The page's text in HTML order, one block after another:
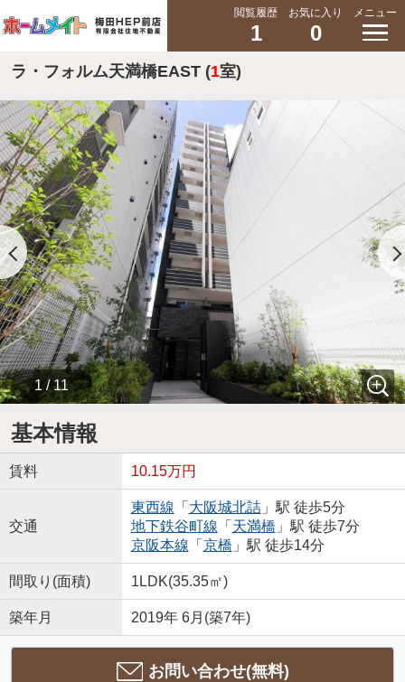
閲覧履歴
1
お気に入り
0
メニュー
ラ・フォルム天満橋EAST (1室)
1 / 11
基本情報
賃料 10.15万円
交通
東西線 「 大阪城北詰」駅 徒歩5分
地下鉄谷町線 「 天満橋 」駅 徒歩7分
京阪本線 「 京橋 」駅 徒歩14分
間取り(面積) 1LDK(35.35㎡)
築年月 2019年 6月(築7年)
お問い合わせ(無料)